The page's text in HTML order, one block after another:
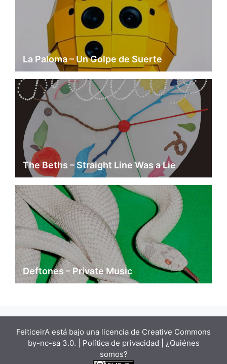
La Paloma – Un Golpe de Suerte
The Beths – Straight Line Was a Lie
Deftones – Private Music
FeiticeirA está bajo una licencia de Creative Commons
by-nc-sa 3.0. | Política de privacidad | ¿Quiénes
somos?